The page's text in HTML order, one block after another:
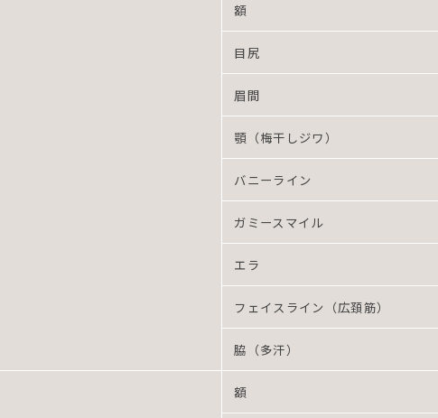
額
目尻
眉間
顎（梅干しジワ）
バニーライン
ガミースマイル
エラ
フェイスライン（広頚筋）
脇（多汗）
額